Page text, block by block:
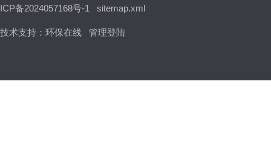
波纹管阀门
ICP备2024057168号-1 sitemap.xml
技术支持： 环保在线 管理登陆